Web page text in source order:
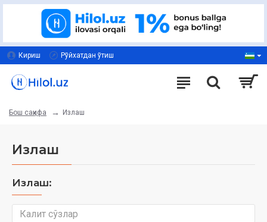
Кириш Рўйхатдан ўтиш
Бош саҳифа Излаш
Излаш
Излаш: